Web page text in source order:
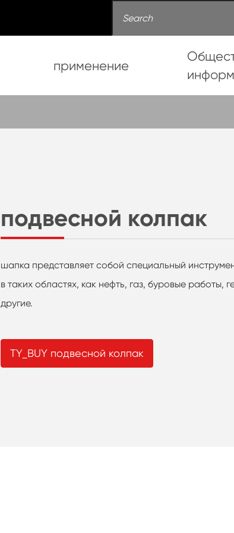
применение
подвесной колпак
шапка представляет собой специальный
в таких областях, как нефть, газ, буровые работы,
другие.
TY_BUY подвесной колпак